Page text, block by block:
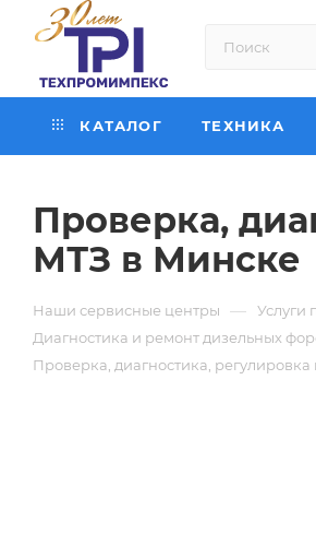
КАТАЛОГ ТЕХНИКА
Проверка,
МТЗ в Минске
Наши сервисные центры — Услуги
Диагностика и ремонт дизельных
Проверка, диагностика,